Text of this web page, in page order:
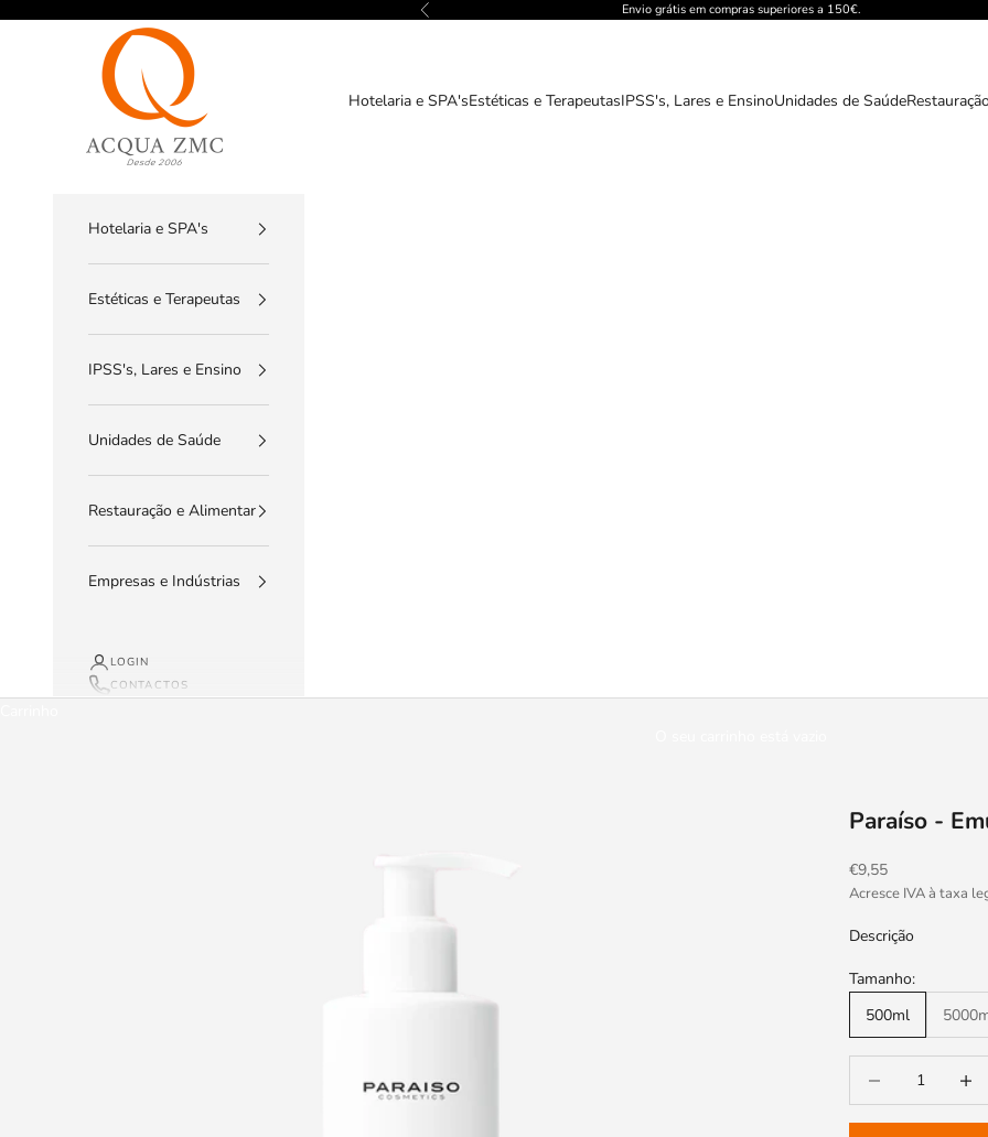
Anterior Envio grátis em compras superiores a 150€.
ACQUA ZMC
Hotelaria e SPA'sEstéticas e TerapeutasIPSS's, Lares e EnsinoUnidades de Saúde
Hotelaria e SPA's
Estéticas e Terapeutas
IPSS's, Lares e Ensino
Unidades de Saúde
Restauração e Alimentar
Empresas e Indústrias
LOGIN
CONTACTOS
Paraíso -
Preço promocional
€9,55
Acresce IVA à taxa
Descrição
Tamanho:
500ml